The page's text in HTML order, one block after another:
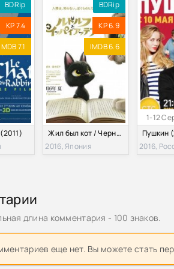
BDRip
KP 7.4
IMDB 7.1
BDRip
KP 6.9
IMDB 6.6
Жил был кот / Черный кот Рудольф (2016)
2016, Япония
1-12
Пушкин
2016,
длина комментария - 100 знаков.
еще нет. Вы можете стать